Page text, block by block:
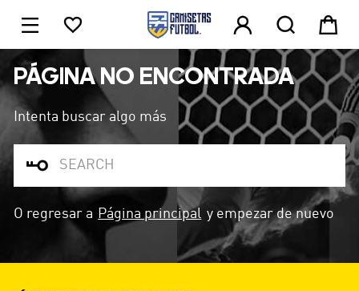
    
PÁGINA NO ENCONTRADA
Intenta buscar algo más

O regresar a Página principal y empezar de nuevo